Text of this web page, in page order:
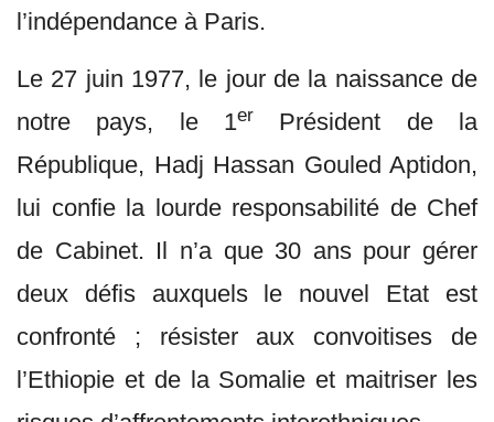
l’indépendance à Paris.
Le 27 juin 1977, le jour de la naissance de
notre pays, le 1er
Président de la
République, Hadj Hassan Gouled Aptidon,
lui confie la lourde responsabilité de Chef
de Cabinet. Il n’a que 30 ans pour gérer
deux défis auxquels le nouvel Etat est
confronté ; résister aux convoitises de
l’Ethiopie et de la Somalie et maitriser les